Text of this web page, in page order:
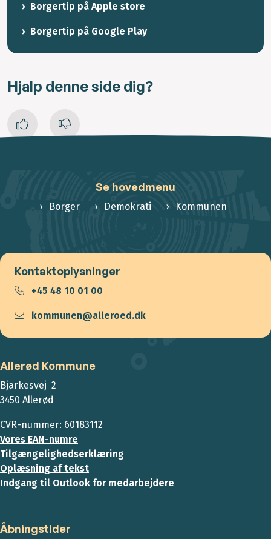
Borgertip på Apple store
Borgertip på Google Play
Hjalp denne side dig?
Se hovedmenu
Borger Demokrati Kommunen
Kontaktoplysninger
+45 48 10 01 00
kommunen@alleroed.dk
Allerød Kommune
Bjarkesvej 2
3450 Allerød
CVR-nummer: 60183112
Vores EAN-numre
Tilgængelighedserklæring
Oplæsning af tekst
Indgang til Outlook for medarbejdere
Åbningstider